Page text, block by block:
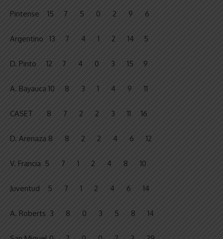
Pintense 15 7 5 0 2 9 6
Argentino 13 7 4 1 2 14 5
D. Pinto 12 7 4 0 3 15 9
A. Bayauca 10 8 3 1 4 9 11
CASET 8 7 2 2 3 11 16
D. Arenaza 8 8 2 2 4 6 12
V. Francia 5 7 1 2 4 8 10
Juventud 5 7 1 2 4 6 14
A. Roberts 3 8 0 3 5 8 14